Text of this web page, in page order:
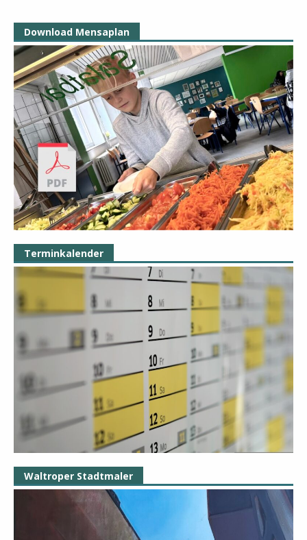
Download Mensaplan
Terminkalender
Waltroper Stadtmaler